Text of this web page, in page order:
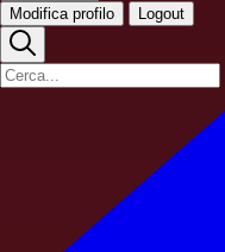
Modifica profilo Logout